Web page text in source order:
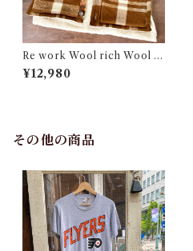
Re work Wool rich Wool B
oa Vest / リワーク ウールリ
ッチ ウール ボア ベスト 古着
¥12,980
その他の商品